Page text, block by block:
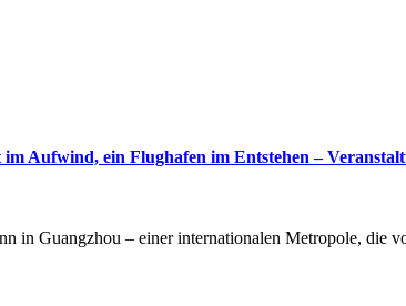
im Aufwind, ein Flughafen im Entstehen –
in Guangzhou – einer internationalen Metropole, die